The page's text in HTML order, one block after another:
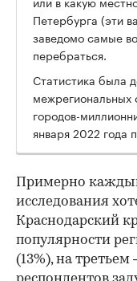
Петербурга (эти
заведомо самые
перебраться.
Статистика была
межрегиональных
городов-
января 2022 года
Примерно
исследования
Краснодарский
популярности
(13%), на